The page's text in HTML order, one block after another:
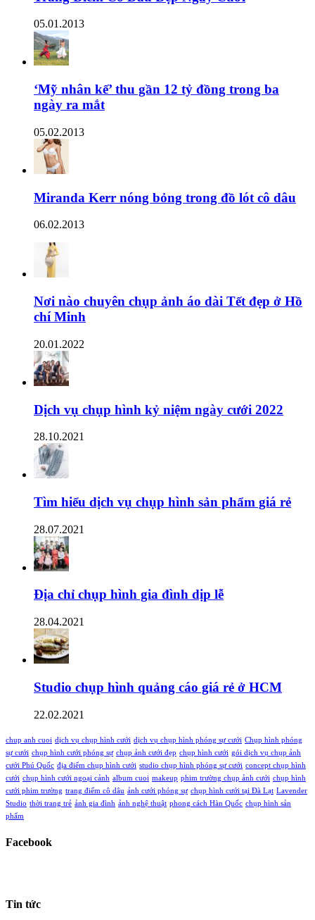
05.01.2013
‘Mỹ nhân kế’ thu gần 12 tỷ đồng trong ba
ngày ra mắt
05.02.2013
Miranda Kerr nóng bỏng trong đồ lót cô dâu
06.02.2013
Nơi nào chuyên chụp ảnh áo dài Tết đẹp ở Hồ
chí Minh
20.01.2022
Dịch vụ chụp hình kỷ niệm ngày cưới 2022
28.10.2021
Tìm hiểu dịch vụ chụp hình sản phẩm giá rẻ
28.07.2021
Địa chỉ chụp hình gia đình dịp lễ
28.04.2021
Studio chụp hình quảng cáo giá rẻ ở HCM
22.02.2021
chup anh cuoi dịch vụ chụp hình cưới dịch vụ chụp hình phóng sự cưới Chụp hình phóng
sự cưới chụp hình cưới phóng sự chụp ảnh cưới đẹp chụp hình cưới gói dịch vụ chụp ảnh
cưới Phú Quốc địa điểm chụp hình cưới studio chụp hình phóng sự cưới concept chụp hình
cưới chụp hình cưới ngoại cảnh album cuoi makeup phim trường chụp ảnh cưới chụp hình
cưới phim trường trang điểm cô dâu ảnh cưới phóng sự chụp hình cưới tại Đà Lạt Lavender
Studio thời trang trẻ ảnh gia đình ảnh nghệ thuật phong cách Hàn Quốc chụp hình sản
phẩm
Facebook
Tin tức